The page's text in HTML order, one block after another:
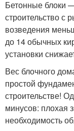
Бетонные блоки
строительство с
возведения
до 14 обычных
установки
Вес блочного
простой
строительстве!
минусов: плохая
необходимость